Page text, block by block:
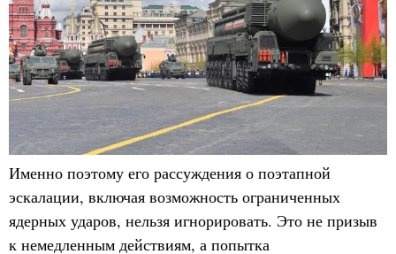
Именно поэтому его рассуждения о поэтапной
эскалации, включая возможность ограниченных
ядерных ударов, нельзя игнорировать. Это не призыв
к немедленным действиям, а попытка